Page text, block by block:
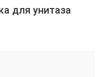
для унитаза